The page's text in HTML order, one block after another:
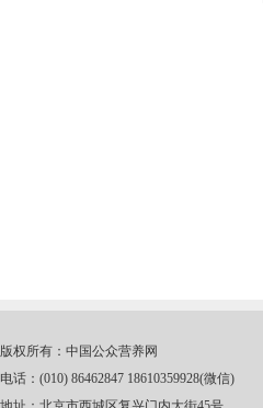
版权所有：中国公众营养网
电话：(010) 86462847 18610359928(微信)